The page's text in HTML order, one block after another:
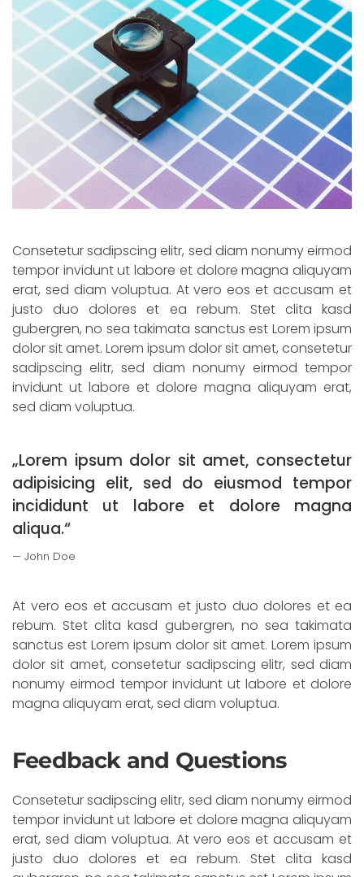
Consetetur sadipscing elitr, sed diam nonumy eirmod
tempor invidunt ut labore et dolore magna aliquyam
erat, sed diam voluptua. At vero eos et accusam et
justo duo dolores et ea rebum. Stet clita kasd
gubergren, no sea takimata sanctus est Lorem ipsum
dolor sit amet. Lorem ipsum dolor sit amet, consetetur
sadipscing elitr, sed diam nonumy eirmod tempor
invidunt ut labore et dolore magna aliquyam erat,
sed diam voluptua.
„Lorem ipsum dolor sit amet, consectetur
adipisicing elit, sed do eiusmod tempor
incididunt ut labore et dolore magna
aliqua.“
John Doe
At vero eos et accusam et justo duo dolores et ea
rebum. Stet clita kasd gubergren, no sea takimata
sanctus est Lorem ipsum dolor sit amet. Lorem ipsum
dolor sit amet, consetetur sadipscing elitr, sed diam
nonumy eirmod tempor invidunt ut labore et dolore
magna aliquyam erat, sed diam voluptua.
Feedback and Questions
Consetetur sadipscing elitr, sed diam nonumy eirmod
tempor invidunt ut labore et dolore magna aliquyam
erat, sed diam voluptua. At vero eos et accusam et
justo duo dolores et ea rebum. Stet clita kasd